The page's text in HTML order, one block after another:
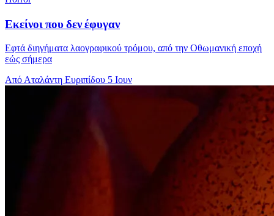
Εκείνοι που δεν έφυγαν
Εφτά διηγήματα λαογραφικού τρόμου, από την Οθωμανική εποχή
εώς σήμερα
Από Αταλάντη Ευριπίδου 5 Ιουν